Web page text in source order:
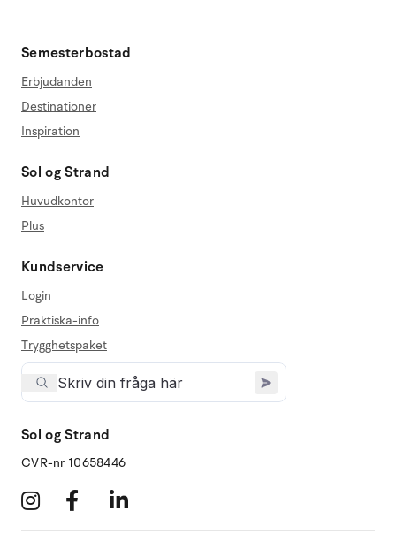
Semesterbostad
Erbjudanden
Destinationer
Inspiration
Sol og Strand
Huvudkontor
Plus
Kundservice
Login
Praktiska-info
Trygghetspaket
Sol og Strand
CVR-nr 10658446